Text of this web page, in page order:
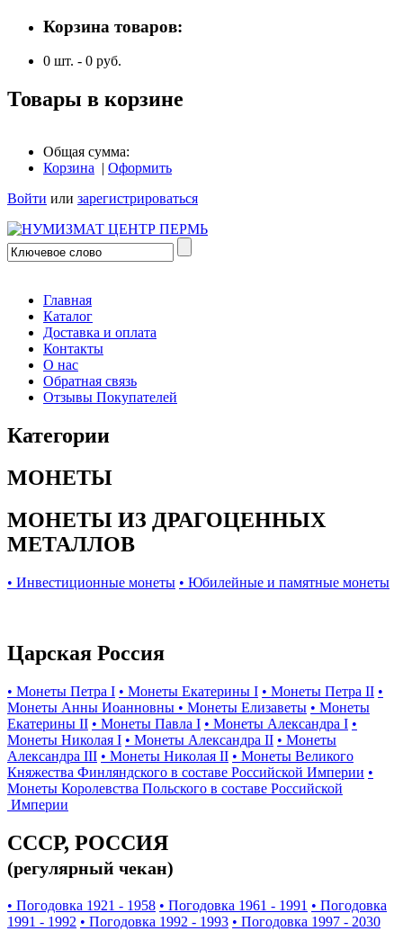
Корзина товаров:
0 шт. - 0 руб.
Товары в корзине
Общая сумма:
Корзина | Оформить
Войти или зарегистрироваться
Главная
Каталог
Доставка и оплата
Контакты
О нас
Обратная связь
Отзывы Покупателей
Категории
МОНЕТЫ
МОНЕТЫ ИЗ ДРАГОЦЕННЫХ
МЕТАЛЛОВ
• Инвестиционные монеты • Юбилейные и памятные монеты
Царская Россия
• Монеты Петра I • Монеты Екатерины I • Монеты Петра II •
Монеты Анны Иоанновны • Монеты Елизаветы • Монеты
Екатерины II • Монеты Павла I • Монеты Александра I •
Монеты Николая I • Монеты Александра II • Монеты
Александра III • Монеты Николая II • Монеты Великого
Княжества Финляндского в составе Российской Империи •
Монеты Королевства Польского в составе Российской
Империи
СССР, РОССИЯ
(регулярный чекан)
• Погодовка 1921 - 1958 • Погодовка 1961 - 1991 • Погодовка
1991 - 1992 • Погодовка 1992 - 1993 • Погодовка 1997 - 2030